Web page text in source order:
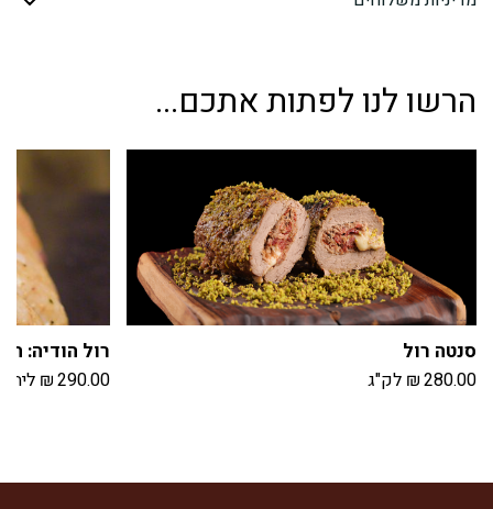
הרשו לנו לפתות אתכם...
סנטה רול
₪280.00 לק"ג
רול הודיה:
₪290.00 ליח'